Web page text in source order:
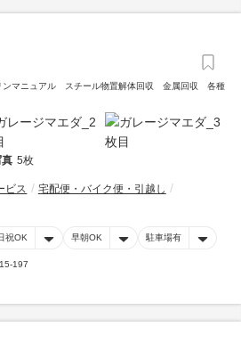
ンマニュアル スチール物置解体回収 金属回収 各種
5枚
ビス
宅配便・バイク便・引越し
祝OK 早朝OK 駐車場有
197